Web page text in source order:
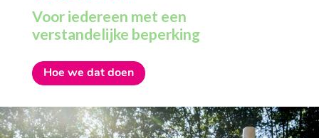
Anderen zochten ook
Wonen
Behandelingen
Contact
Voor iedereen met een
verstandelijke beperking
Hoe we dat doen